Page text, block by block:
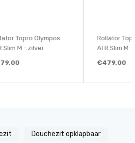
Rollator Topro Olympos
ATR Slim M - zwart
Douchezit opklapbaar